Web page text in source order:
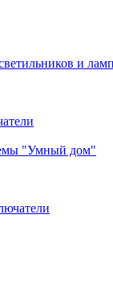
и ламп
"Умный дом"